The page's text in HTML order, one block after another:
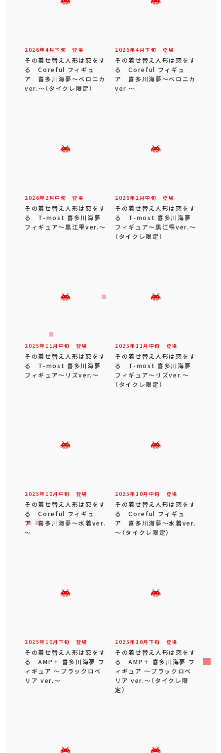
2026年4 月下旬 登場
その着せ替え人形は恋をす
る Coreful フィギュ
ア 喜多川海夢～ベロニカ
ver.～（タイクレ限定）
2026年4 月下旬 登場
その着せ替え人形は恋をす
る Coreful フィギュ
ア 喜多川海夢～ベロニカ
ver.～
2026年 2 月中旬 登場
その着せ替え人形は恋をす
る T-most 喜多川海夢
フィギュア～黒江雫ver.～
2026年 2 月中旬 登場
その着せ替え人形は恋をす
る T-most 喜多川海夢
フィギュア～黒江雫ver.～
（タイクレ限定）
2025年 11 月 中旬 登場
その着せ替え人形は恋をす
る T-most 喜多川海夢
フィギュア～リズver.～
2025年 11 月 中旬 登場
その着せ替え人形は恋をす
る T-most 喜多川海夢
フィギュア～リズver.～
（タイクレ限定）
2025年 10月 中旬 登場
その着せ替え人形は恋をす
る Coreful フィギュ
ア 喜多川海夢～水着ver.
～
2025年 10月 中旬 登場
その着せ替え人形は恋をす
る Coreful フィギュ
ア 喜多川海夢～水着ver.
～（タイクレ限定）
2025年 10月 下旬 登場
その着せ替え人形は恋をす
る AMP＋ 喜多川海夢 フ
ィギュア ～ブラックロベ
リア ver.～
2025年 10月 下旬 登場
その着せ替え人形は恋をす
る AMP＋ 喜多川海夢 フ
ィギュア ～ブラックロベ
リア ver.～（タイクレ限
定）